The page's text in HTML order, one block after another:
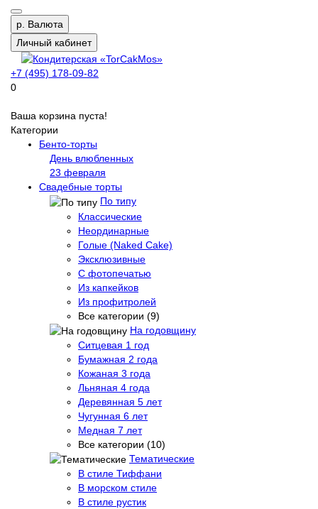
р. Валюта
Личный кабинет
+7 (495) 178-09-82
0
Ваша корзина пуста!
Категории
Бенто-торты
День влюбленных
23 февраля
Свадебные торты
По типу
Классические
Неординарные
Голые (Naked Cake)
Эксклюзивные
С фотопечатью
Из капкейков
Из профитролей
Все категории (9)
На годовщину
Ситцевая 1 год
Бумажная 2 года
Кожаная 3 года
Льняная 4 года
Деревянная 5 лет
Чугунная 6 лет
Медная 7 лет
Все категории (10)
Тематические
В стиле Тиффани
В морском стиле
В стиле рустик